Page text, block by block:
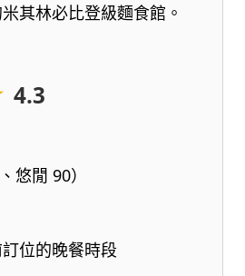
其林必比登級麵食館。
4.3
悠閒 90）
位的晚餐時段